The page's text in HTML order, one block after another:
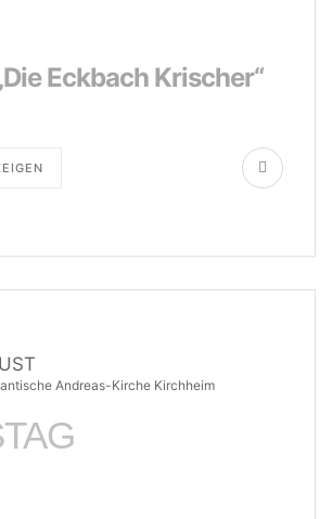
Eckbach Krischer“
Andreas-Kirche Kirchheim